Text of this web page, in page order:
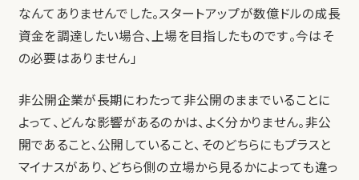
なんてありませんでした。スタートアップが数億ドルの成長
資金を調達したい場合、上場を目指したものです。今はそ
の必要はありません」
非公開企業が長期にわたって非公開のままでいることに
よって、どんな影響があるのかは、よく分かりません。非公
開であること、公開していること、そのどちらにもプラスと
マイナスがあり、どちら側の立場から見るかによっても違っ